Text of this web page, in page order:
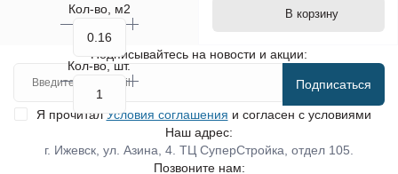
Кол-во, м2
Кол-во, шт.
В корзину
Подписывайтесь на новости и акции:
Подписаться
Я прочитал Условия соглашения и согласен с условиями
Наш адрес:
г. Ижевск, ул. Азина, 4. ТЦ СуперСтройка, отдел 105.
Позвоните нам: